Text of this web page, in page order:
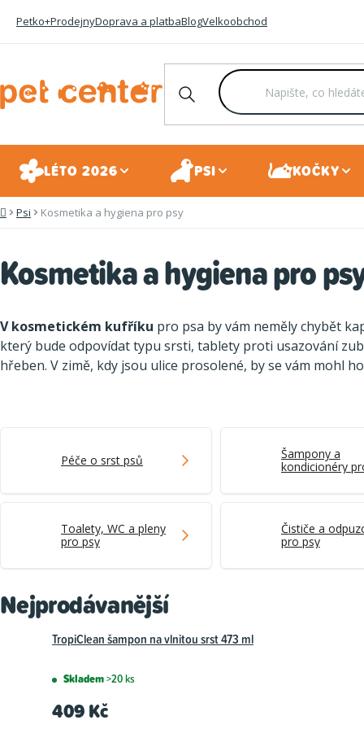
Petko+ProdejnyDoprava a platbaBlogVelkoobchod
LÉTO 2026 PSI KOČKY
Domů
Psi Kosmetika a hygiena pro psy
Kosmetika a hygiena pro
V kosmetickém kufříku pro psa by vám neměly chybět
který bude odpovídat typu srsti, tablety proti usazování
hřeben. V zimě, kdy jsou ulice prosolené, by se vám mohl
Péče o srst psů
Šampony a
kondicionéry
Toalety, WC a pleny
pro psy
Čističe a
pro psy
Nejprodávanější
TropiClean šampon na vlnitou srst 473 ml
Skladem>20 ks
409 Kč